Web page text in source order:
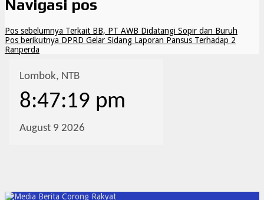
Navigasi pos
Pos sebelumnya Terkait BB, PT AWB Didatangi Sopir dan Buruh
Pos berikutnya DPRD Gelar Sidang Laporan Pansus Terhadap 2
Ranperda